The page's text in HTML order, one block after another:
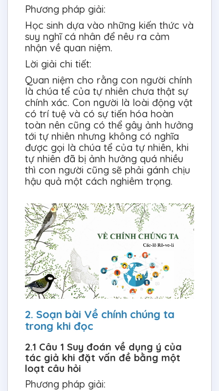
Phương pháp giải:
Học sinh dựa vào những kiến thức và
suy nghĩ cá nhân để nêu ra cảm
nhận về quan niệm.
Lời giải chi tiết:
Quan niệm cho rằng con người chính
là chúa tể của tự nhiên chưa thật sự
chính xác. Con người là loài động vật
có trí tuệ và có sự tiến hóa hoàn
toàn nên cũng có thể gây ảnh hưởng
tới tự nhiên nhưng không có nghĩa
được gọi là chúa tể của tự nhiên, khi
tự nhiên đã bị ảnh hưởng quá nhiều
thì con người cũng sẽ phải gánh chịu
hậu quả một cách nghiêm trọng.
2. Soạn bài Về chính chúng ta
trong khi đọc
2.1 Câu 1 Suy đoán về dụng ý của
tác giả khi đặt vấn đề bằng một
loạt câu hỏi
Phương pháp giải: